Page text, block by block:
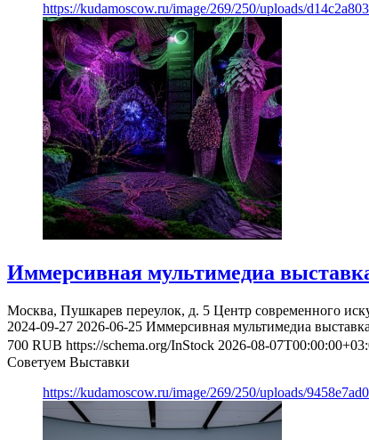
https://kudamoscow.ru/image/269/250/uploads/
Иммерсивная мультимедиа
Москва, Пушкарев переулок, д. 5 Центр современного
2024-09-27 2026-06-25 Иммерсивная мультимедиа
700 RUB https://schema.org/InStock 2026-08-
Советуем Выставки
https://kudamoscow.ru/image/269/250/uploads/